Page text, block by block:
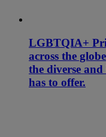
LGBTQIA+
across the
the diverse
has to offer.